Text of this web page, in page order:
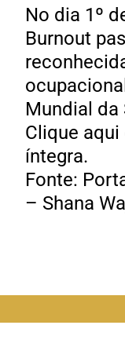
No dia 1º
Burnout
Mundial da
Clique aqui
íntegra.
Fonte:
– Shana